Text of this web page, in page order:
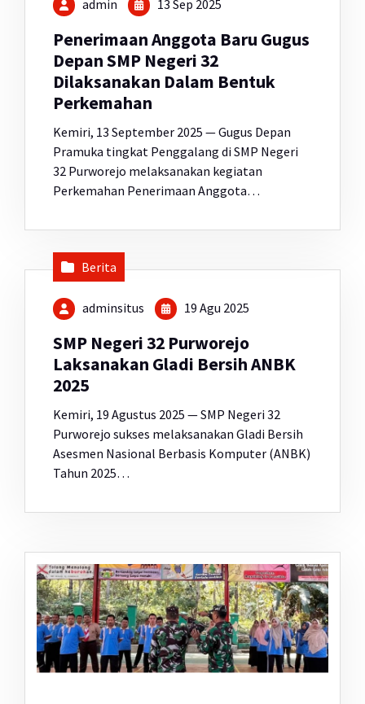
admin 13 Sep 2025
Penerimaan Anggota Baru Gugus
Depan SMP Negeri 32
Dilaksanakan Dalam Bentuk
Perkemahan
Kemiri, 13 September 2025 — Gugus Depan
Pramuka tingkat Penggalang di SMP Negeri
32 Purworejo melaksanakan kegiatan
Perkemahan Penerimaan Anggota…
Berita
adminsitus 19 Agu 2025
SMP Negeri 32 Purworejo
Laksanakan Gladi Bersih ANBK
2025
Kemiri, 19 Agustus 2025 — SMP Negeri 32
Purworejo sukses melaksanakan Gladi Bersih
Asesmen Nasional Berbasis Komputer (ANBK)
Tahun 2025…